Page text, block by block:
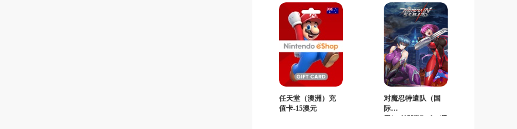
任天堂（澳洲）充
值卡-15澳元
对魔忍特遣队（国
际
服）-1155TCash（限